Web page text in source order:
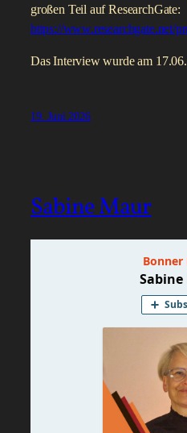
großen Teil auf ResearchGate:
https://www.researchgate.net/
Das Interview wurde am
19. Juni 2026
Sabine Maur